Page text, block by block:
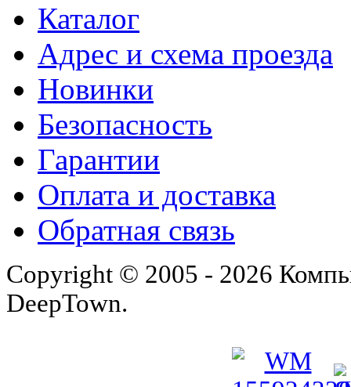
Каталог
Адрес и схема проезда
Новинки
Безопасность
Гарантии
Оплата и доставка
Обратная связь
Copyright © 2005 - 2026
DeepTown.